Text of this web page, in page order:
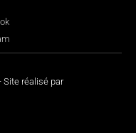
Site réalisé par